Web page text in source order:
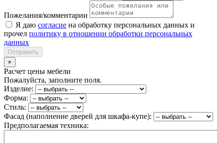
Пожелания/комментарии
Я даю согласие на обработку персональных данных и
прочел политику в отношении обработки персональных
данных
Отправить
×
Расчет цены мебели
Пожалуйста, заполните поля.
Изделие:
Форма:
Стиль:
Фасад (наполнение дверей для шкафа-купе):
Предполагаемая техника: